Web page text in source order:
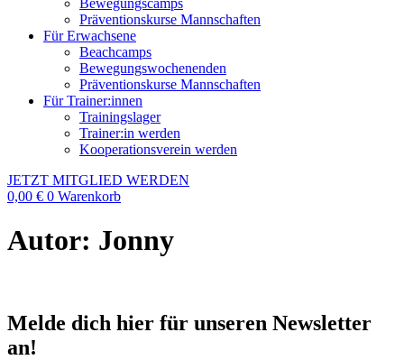
Bewegungscamps
Präventionskurse Mannschaften
Für Erwachsene
Beachcamps
Bewegungswochenenden
Präventionskurse Mannschaften
Für Trainer:innen
Trainingslager
Trainer:in werden
Kooperationsverein werden
JETZT MITGLIED WERDEN
0,00 € 0 Warenkorb
Autor: Jonny
Melde dich hier für unseren Newsletter
an!